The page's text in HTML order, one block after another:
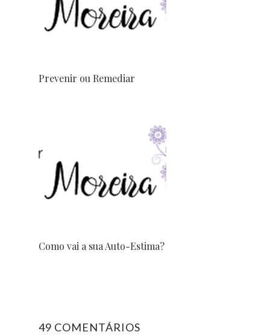
Prevenir ou Remediar
Como vai a sua Auto-Estima?
49 COMENTÁRIOS